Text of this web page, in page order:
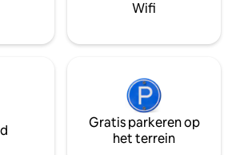
koffiebar en een
Wifi
Gratis parkeren op
het terrein